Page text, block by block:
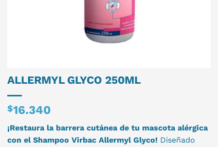
ALLERMYL GLYCO 250ML
$16.340
¡Restaura la barrera cutánea de tu mascota alérgica
con el Shampoo Virbac Allermyl Glyco! Diseñado